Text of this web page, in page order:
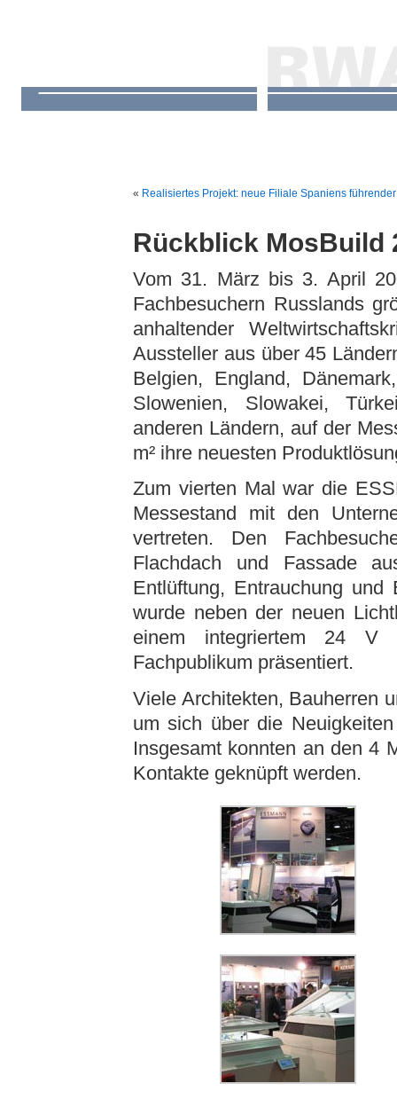
« Realisiertes Projekt: neue Filiale Spaniens
Rückblick MosBuild
Vom 31. März bis 3. April
Fachbesuchern Russlands
anhaltender
Aussteller aus über 45
Belgien, England,
Slowenien, Slowakei,
anderen Ländern, auf der
m² ihre neuesten
Zum vierten Mal war die
Messestand mit den
vertreten. Den
Flachdach und Fassade
Entlüftung, Entrauchung und
wurde neben der neuen
einem integriertem 24 V
Fachpublikum präsentiert.
Viele Architekten, Bauherren
um sich über die
Insgesamt konnten an den 4
Kontakte geknüpft werden.